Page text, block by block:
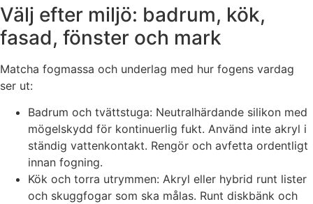
Välj efter miljö: badrum, kök,
fasad, fönster och mark
Matcha fogmassa och underlag med hur fogens vardag
ser ut:
Badrum och tvättstuga: Neutralhärdande silikon med
mögelskydd för kontinuerlig fukt. Använd inte akryl i
ständig vattenkontakt. Rengör och avfetta ordentligt
innan fogning.
Kök och torra utrymmen: Akryl eller hybrid runt lister
och skuggfogar som ska målas. Runt diskbänk och